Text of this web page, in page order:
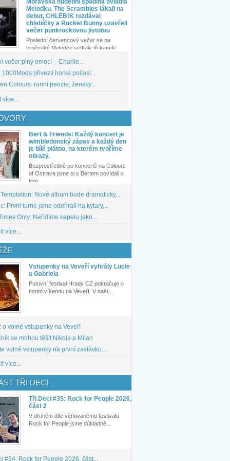
Moravská hudební spodina ovládla
Melodku. The Scrambles lákali na
debut, CHLEB!K rozdával
chlebíčky a Rocket Bunny uzavřeli
večer punkrockovou jistotou
Poslední červencový večer se na
brněnské Melodce setkaly tři kapely...
večer plný emocí – Charlie...
1000Mods přivezli horké počasí...
Colours: ranní peozie, ženský...
Bert & Friends: Každý koncert je
wimbledonský zápas a každý den
je bílé plátno, na kterém tvoříme
obrazy.
Bezprostředně po koncertě na Colours
of Ostrava jsme si s Bertem povídali o
tom,...
Nové album bude dramaticky...
První turné jsme odehráli na kytary,...
Only: Neřídíme kapelu jako...
více...
Vstupenky na Veveří vyhrály Lucie
a Gabriela
Putovní festival Hrady CZ pokračuje o
tomto víkendu na Veveří. V naší...
o volné vstupenky na Veveří
se mohou těšit Nikola a Milan
volné vstupenky na první zastávku...
více...
TŘI DECI
Tři Deci #35: Rock for People 2026,
část 2
V druhém díle věnovanému festivalu
Rock for People jsme důkladně...
#34: Rock for People 2026, část...